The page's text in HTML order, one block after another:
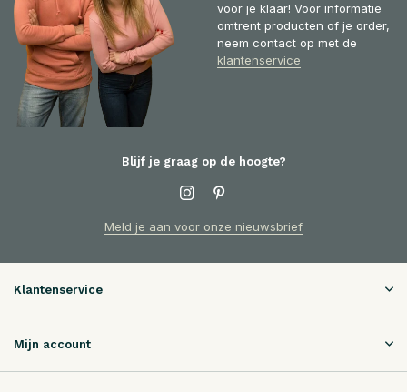
voor je klaar! Voor informatie
omtrent producten of je order,
neem contact op met de
klantenservice
Blijf je graag op de hoogte?
Meld je aan voor onze nieuwsbrief
Klantenservice
Mijn account